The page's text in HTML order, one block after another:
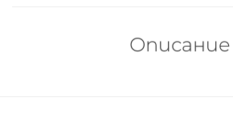
Описание